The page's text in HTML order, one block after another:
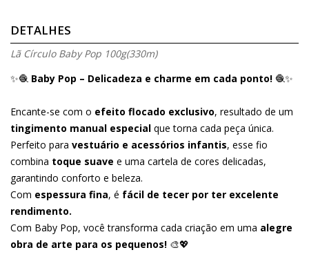
DETALHES
Lã Círculo Baby Pop 100g(330m)
✨🧶 Baby Pop – Delicadeza e charme em cada ponto! 🧶✨
Encante-se com o efeito flocado exclusivo, resultado de um
tingimento manual especial que torna cada peça única.
Perfeito para vestuário e acessórios infantis, esse fio
combina toque suave e uma cartela de cores delicadas,
garantindo conforto e beleza.
Com espessura fina, é fácil de tecer por ter excelente
rendimento.
Com Baby Pop, você transforma cada criação em uma alegre
obra de arte para os pequenos! 🎨💖